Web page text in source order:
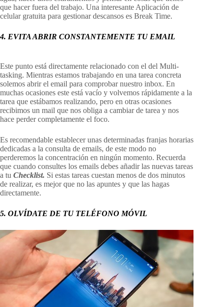
que hacer fuera del trabajo. Una interesante Aplicación de
celular gratuita para gestionar descansos es Break Time.
4. EVITA ABRIR CONSTANTEMENTE TU EMAIL
Este punto está directamente relacionado con el del Multi-
tasking. Mientras estamos trabajando en una tarea concreta
solemos abrir el email para comprobar nuestro inbox. En
muchas ocasiones este está vacío y volvemos rápidamente a la
tarea que estábamos realizando, pero en otras ocasiones
recibimos un mail que nos obliga a cambiar de tarea y nos
hace perder completamente el foco.
Es recomendable establecer unas determinadas franjas horarias
dedicadas a la consulta de emails, de este modo no
perderemos la concentración en ningún momento. Recuerda
que cuando consultes los emails debes añadir las nuevas tareas
a tu Checklist. Si estas tareas cuestan menos de dos minutos
de realizar, es mejor que no las apuntes y que las hagas
directamente.
5. OLVÍDATE DE TU TELÉFONO MÓVIL